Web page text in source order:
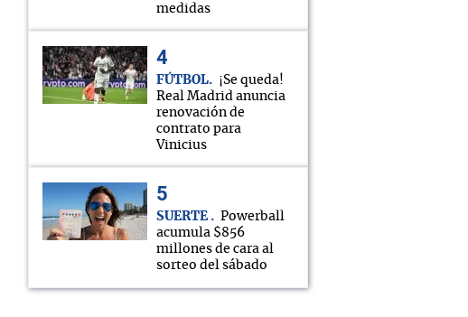
medidas
FÚTBOL
¡Se queda!
Real Madrid anuncia
renovación de
contrato para
Vinicius
SUERTE
Powerball
acumula $856
millones de cara al
sorteo del sábado